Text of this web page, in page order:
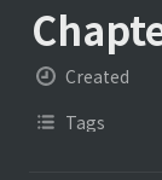
Created
Tags